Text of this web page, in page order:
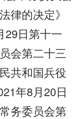
律的决定》
29日第十一
会第二十三
共和国兵役
年8月20日
务委员会第